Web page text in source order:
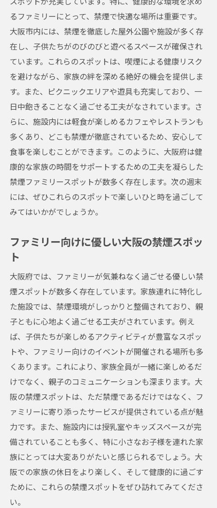
るファミリーにとって、禁煙で快適な場所は重要です。
大阪市内には、禁煙を徹底した屋外公園や施設が多く存
在し、子供たちがのびのびと遊べるスペースが確保され
ています。これらのスポットは、喫煙による健康リスク
を避けながら、家族の絆を深める絶好の機会を提供しま
す。また、ピクニックエリアや遊具も充実しており、一
日中飽きることなく過ごせる工夫がなされています。さ
らに、施設内には軽食が楽しめるカフェやレストランも
多くあり、どこも禁煙が徹底されているため、安心して
食事を楽しむことができます。このように、大阪府は健
康的な家族の時間をサポートするための工夫を凝らした
禁煙ファミリースポットが数多く存在します。次の週末
には、ぜひこれらのスポットで楽しいひと時を過ごして
みてはいかがでしょうか。
ファミリー向けに優しい大阪の禁煙スポッ
ト
大阪府では、ファミリーが気兼ねなく過ごせる優しい禁
煙スポットが数多く存在しています。家族連れに特化し
た施設では、禁煙環境がしっかりと整備されており、親
子ともに心地よく過ごせる工夫がされています。例え
ば、子供たちが楽しめるアクティビティが豊富なスポッ
トや、ファミリー向けのイベントが開催される場所も多
くあります。これにより、家族全員が一緒に楽しめるだ
けでなく、親子のコミュニケーションも深まります。大
阪の禁煙スポットは、ただ禁煙であるだけではなく、フ
ァミリーに寄り添ったサービスが提供されている点が魅
力です。また、施設内には授乳室やキッズスペースが完
備されていることも多く、特に小さなお子様を連れた家
族にとっては大変ありがたいと感じられるでしょう。大
阪での家族の休日をより楽しく、そして健康的に過ごす
ために、これらの禁煙スポットをぜひ訪れてみてくださ
い。